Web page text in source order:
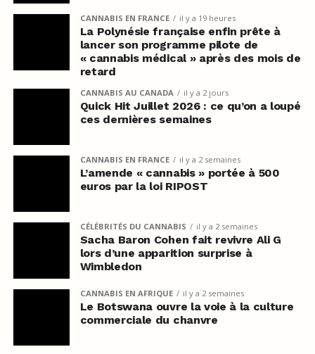
CANNABIS EN FRANCE il y a 19 heures
La Polynésie française enfin prête à
lancer son programme pilote de
« cannabis médical » après des mois de
retard
CANNABIS AU CANADA il y a 2 jours
Quick Hit Juillet 2026 : ce qu’on a loupé
ces dernières semaines
CANNABIS EN FRANCE il y a 2 semaines
L’amende « cannabis » portée à 500
euros par la loi RIPOST
CÉLÉBRITÉS DU CANNABIS il y a 2 semaines
Sacha Baron Cohen fait revivre Ali G
lors d’une apparition surprise à
Wimbledon
CANNABIS EN AFRIQUE il y a 2 semaines
Le Botswana ouvre la voie à la culture
commerciale du chanvre